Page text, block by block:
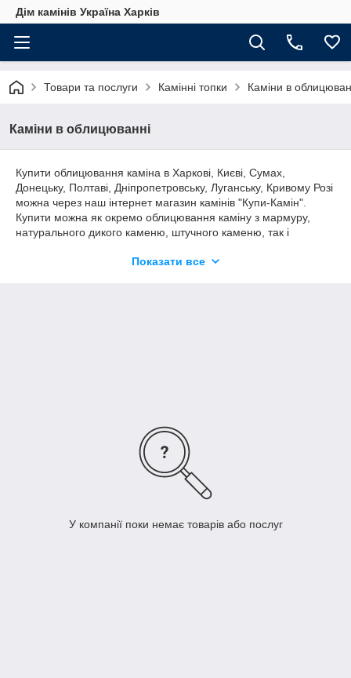
Дім камінів Україна Харків
Товари та послуги Камінні топки Каміни в
Каміни в облицюванні
Купити облицювання каміна в Харкові, Києві, Сумах,
Донецьку, Полтаві, Дніпропетровську, Луганську, Кривому Розі
можна через наш інтернет магазин камінів "Купи-Камін".
Купити можна як окремо облицювання каміну з мармуру,
натурального дикого каменю, штучного каменю, так і
нього камінна топка. Каминокомплект завжди буде коштувати
Показати все
У компанії поки немає товарів або послуг